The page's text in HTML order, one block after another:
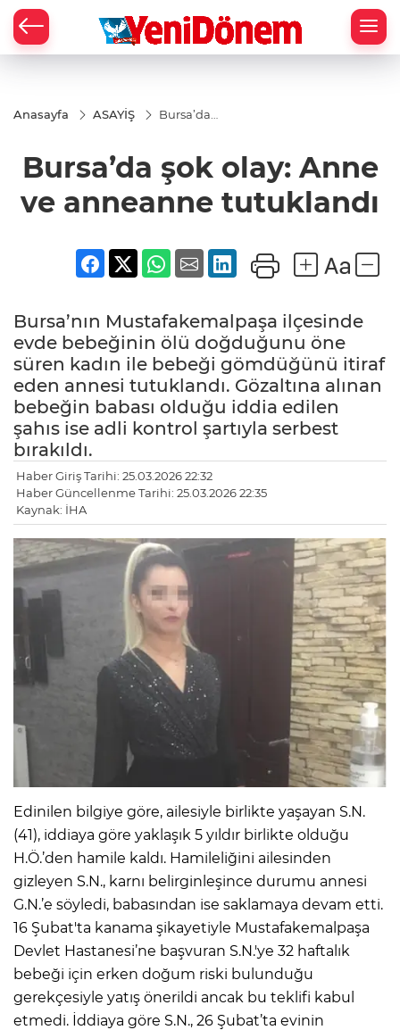
Anasayfa ASAYİŞ
Bursa’da
anneanne
tutuklandı
Bursa’da şok olay: Anne
ve anneanne tutuklandı
Bursa’nın Mustafakemalpaşa ilçesinde
evde bebeğinin ölü doğduğunu öne
süren kadın ile bebeği gömdüğünü itiraf
eden annesi tutuklandı. Gözaltına alınan
bebeğin babası olduğu iddia edilen
şahıs ise adli kontrol şartıyla serbest
bırakıldı.
Haber Giriş Tarihi: 25.03.2026 22:32
Haber Güncellenme Tarihi: 25.03.2026 22:35
Kaynak: İHA
Edinilen bilgiye göre, ailesiyle birlikte yaşayan S.N.
(41), iddiaya göre yaklaşık 5 yıldır birlikte olduğu
H.Ö.’den hamile kaldı. Hamileliğini ailesinden
gizleyen S.N., karnı belirginleşince durumu annesi
G.N.’e söyledi, babasından ise saklamaya devam etti.
16 Şubat'ta kanama şikayetiyle Mustafakemalpaşa
Devlet Hastanesi’ne başvuran S.N.'ye 32 haftalık
bebeği için erken doğum riski bulunduğu
gerekçesiyle yatış önerildi ancak bu teklifi kabul
etmedi. İddiaya göre S.N., 26 Şubat’ta evinin